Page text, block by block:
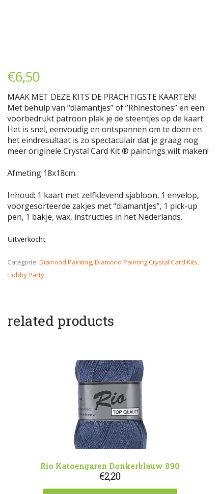
€6,50
MAAK MET DEZE KITS DE PRACHTIGSTE KAARTEN!
Met behulp van “diamantjes” of “Rhinestones” en een
voorbedrukt patroon plak je de steentjes op de kaart.
Het is snel, eenvoudig en ontspannen om te doen en
het eindresultaat is zo spectaculair dat je graag nog
meer originele Crystal Card Kit ® paintings wilt maken!
Afmeting 18x18cm.
Inhoud: 1 kaart met zelfklevend sjabloon, 1 envelop,
voorgesorteerde zakjes met “diamantjes”, 1 pick-up
pen, 1 bakje, wax, instructies in het Nederlands.
Uitverkocht
Categorie: Diamond Painting,Diamond Painting Crystal Card Kits,
Hobby Party
related products
Rio Katoengaren Donkerblauw 890
€2,20